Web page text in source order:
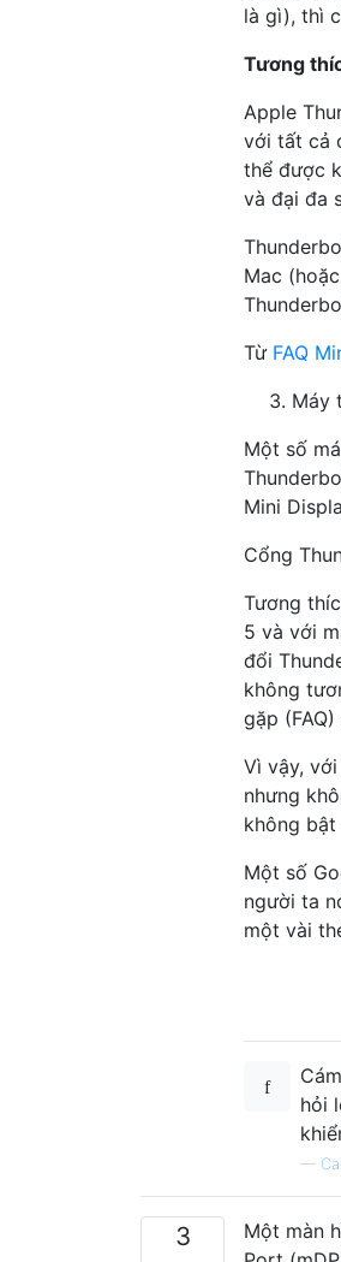
là gì), thì
Tương
Apple
với tất cả
thể được
và đại đa
Mac
Từ FAQ
Máy
Một số
Mini
Cổng
Tương
5 và với
đổi
không
gặp
Vì vậy,
nhưng
không
Một số
người ta
một vài
hỏi
—
3
Một màn